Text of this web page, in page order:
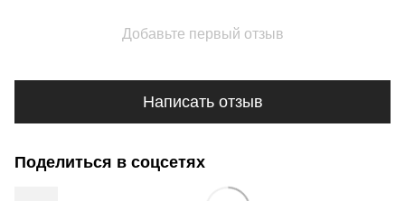
Добавьте первый отзыв
Написать отзыв
Поделиться в соцсетях